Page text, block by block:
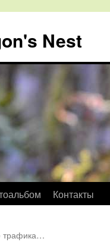
Nest
Контакты
трафика…